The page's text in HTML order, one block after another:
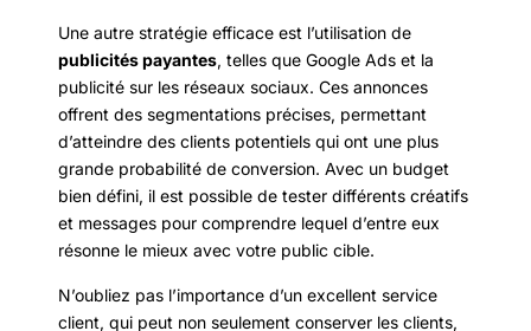
Une autre stratégie efficace est l’utilisation de
publicités payantes, telles que Google Ads et la
publicité sur les réseaux sociaux. Ces annonces
offrent des segmentations précises, permettant
d’atteindre des clients potentiels qui ont une plus
grande probabilité de conversion. Avec un budget
bien défini, il est possible de tester différents créatifs
et messages pour comprendre lequel d’entre eux
résonne le mieux avec votre public cible.
N’oubliez pas l’importance d’un excellent service
client, qui peut non seulement conserver les clients,